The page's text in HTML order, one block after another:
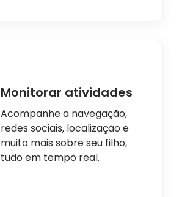
Monitorar atividades
Acompanhe a navegação,
redes sociais, localização e
muito mais sobre seu filho,
tudo em tempo real.